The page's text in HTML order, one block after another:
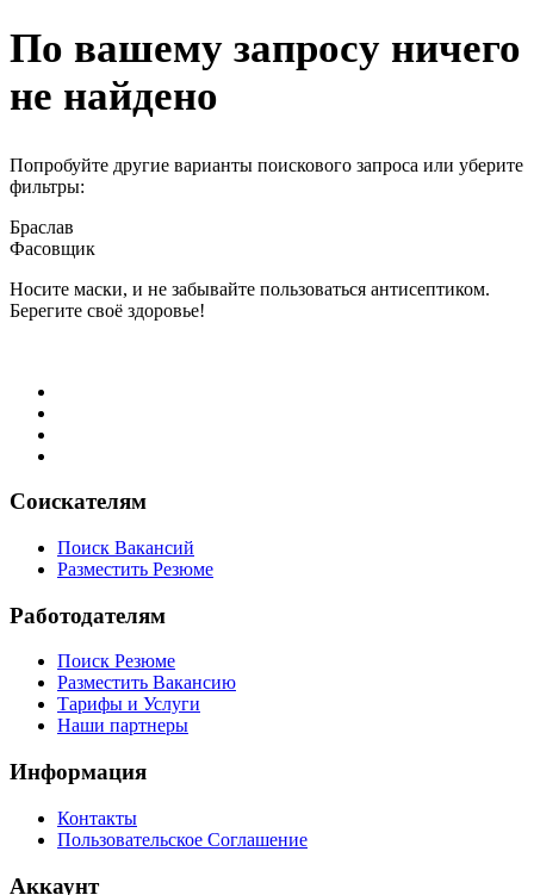
По вашему запросу ничего
не найдено
Попробуйте другие варианты поискового запроса или уберите
фильтры:
Браслав
Фасовщик
Носите маски, и не забывайте пользоваться антисептиком.
Берегите своё здоровье!
Соискателям
Поиск Вакансий
Разместить Резюме
Работодателям
Поиск Резюме
Разместить Вакансию
Тарифы и Услуги
Наши партнеры
Информация
Контакты
Пользовательское Соглашение
Аккаунт